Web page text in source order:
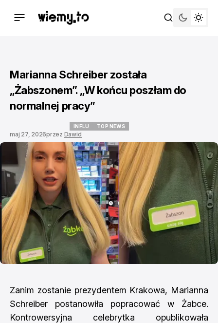
Marianna Schreiber została
„Żabszonem”. „W końcu poszłam do
normalnej pracy”
INFLU TOP NEWS
maj 27, 2026przez Dawid
Zanim zostanie prezydentem Krakowa, Marianna
Schreiber postanowiła popracować w Żabce.
Kontrowersyjna celebrytka opublikowała